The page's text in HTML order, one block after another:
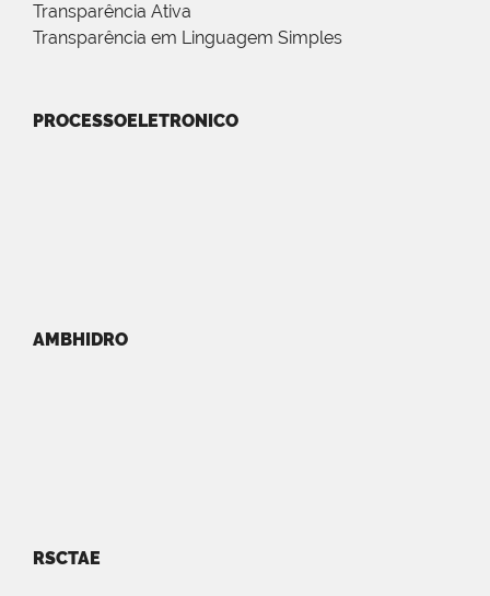
Transparência Ativa
Transparência em Linguagem Simples
PROCESSOELETRONICO
AMBHIDRO
RSCTAE